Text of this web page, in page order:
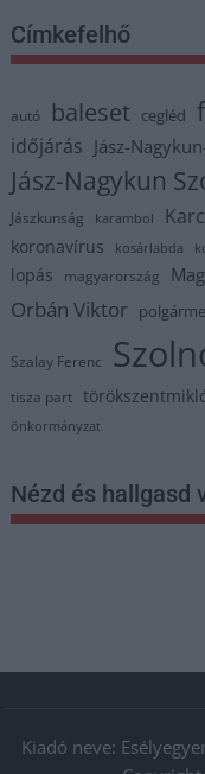
Címkefelhő
autó baleset cegléd
időjárás Jász-
Jász-Nagykun
Jászkunság karambol
koronavírus kosárlabda
lopás magyarország
Orbán Viktor
Szalay Ferenc
tisza part
önkormányzat
Nézd és hallgasd
Kiadó neve: